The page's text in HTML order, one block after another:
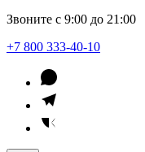
Звоните с 9:00 до 21:00
+7 800 333-40-10